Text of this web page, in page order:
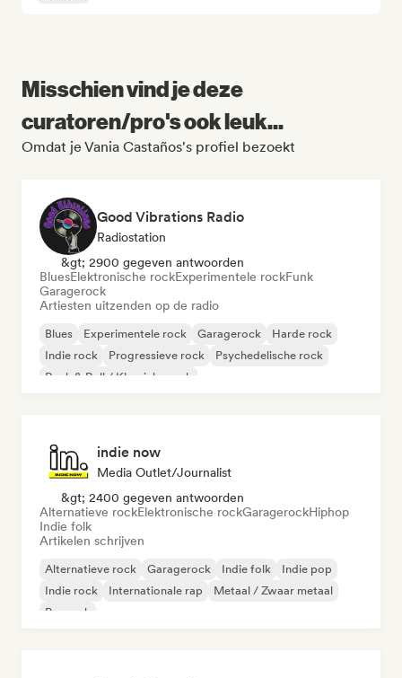
Misschien vind je deze
curatoren/pro's ook leuk...
Omdat je Vania Castaños's profiel bezoekt
Good Vibrations Radio
Radiostation
&gt; 2900 gegeven antwoorden
BluesElektronische rockExperimentele rockFunk
Garagerock
Artiesten uitzenden op de radio
Blues Experimentele rock Garagerock
Harde rock
Indie rock
Progressieve rock
Psychedelische rock
Rock & Roll / Klassieke rock
indie now
Media Outlet/Journalist
&gt; 2400 gegeven antwoorden
Alternatieve rockElektronische rockGaragerockHiphop
Indie folk
Artikelen schrijven
Alternatieve rock Garagerock Indie folk
Indie pop
Indie rock
Internationale rap
Metaal / Zwaar metaal
Poprock